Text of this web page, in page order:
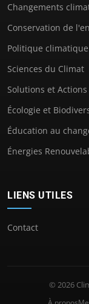
Changements
Conservation de
Politique climatique
Sciences du Climat
Solutions et Actions
Écologie et
Éducation au
Énergies
LIENS UTILES
Contact
© 2026